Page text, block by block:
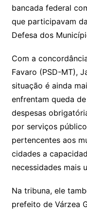
bancada federal
que participavam
Defesa dos
Com a
Favaro (PSD-MT),
situação é ainda
enfrentam queda
despesas
por serviços
pertencentes aos
cidades a
necessidades mais
Na tribuna, ele
prefeito de Várzea